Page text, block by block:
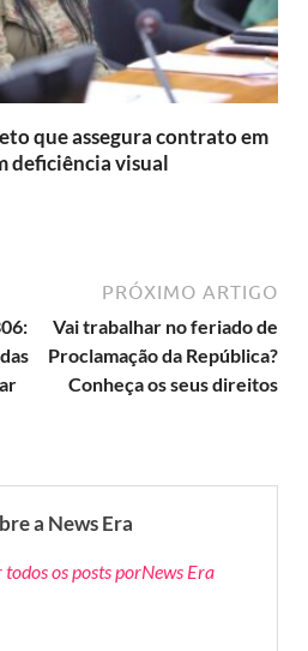
que assegura contrato em
deficiência visual
PRÓXIMO ARTIGO
Vai trabalhar no feriado de
Proclamação da República?
Conheça os seus direitos
a News Era
todos os posts porNews Era